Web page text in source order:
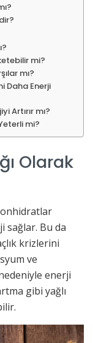
mi?
mı?
Daha Enerji
Artırır mı?
mi?
Olarak
sağlar. Bu da
krizlerini
ve
enerji
gibi yağlı